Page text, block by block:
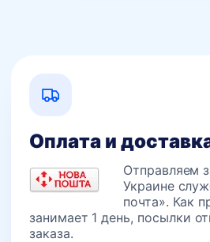
Оплата и
Отправляем
Украине
почта». Как
занимает 1 день, посылки
заказа.